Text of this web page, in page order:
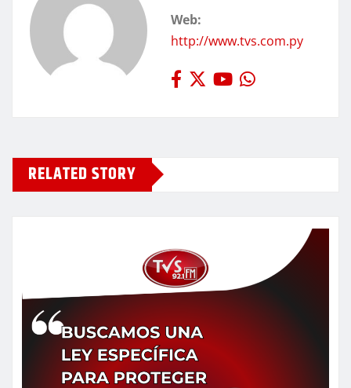
Web:
http://www.tvs.com.py
RELATED STORY